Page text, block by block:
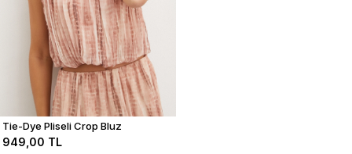
Tie-Dye Pliseli Crop Bluz
949,00 TL